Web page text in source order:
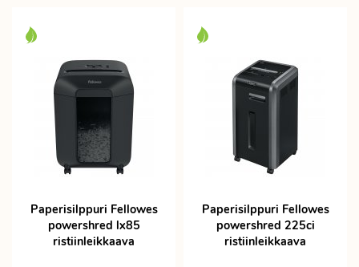
Paperisilppuri Fellowes
powershred lx85
ristiinleikkaava
Paperisilppuri Fellowes
powershred 225ci
ristiinleikkaava